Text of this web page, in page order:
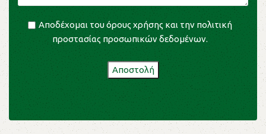
Αποδέχομαι τουόρους χρήσης και την πολιτική
προστασίας προσωπικών δεδομένων.